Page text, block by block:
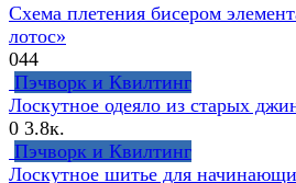
Схема плетения бисером
лотос»
044
Пэчворк и Квилтинг
Лоскутное одеяло из старых
0 3.8к.
Пэчворк и Квилтинг
Лоскутное шитье для